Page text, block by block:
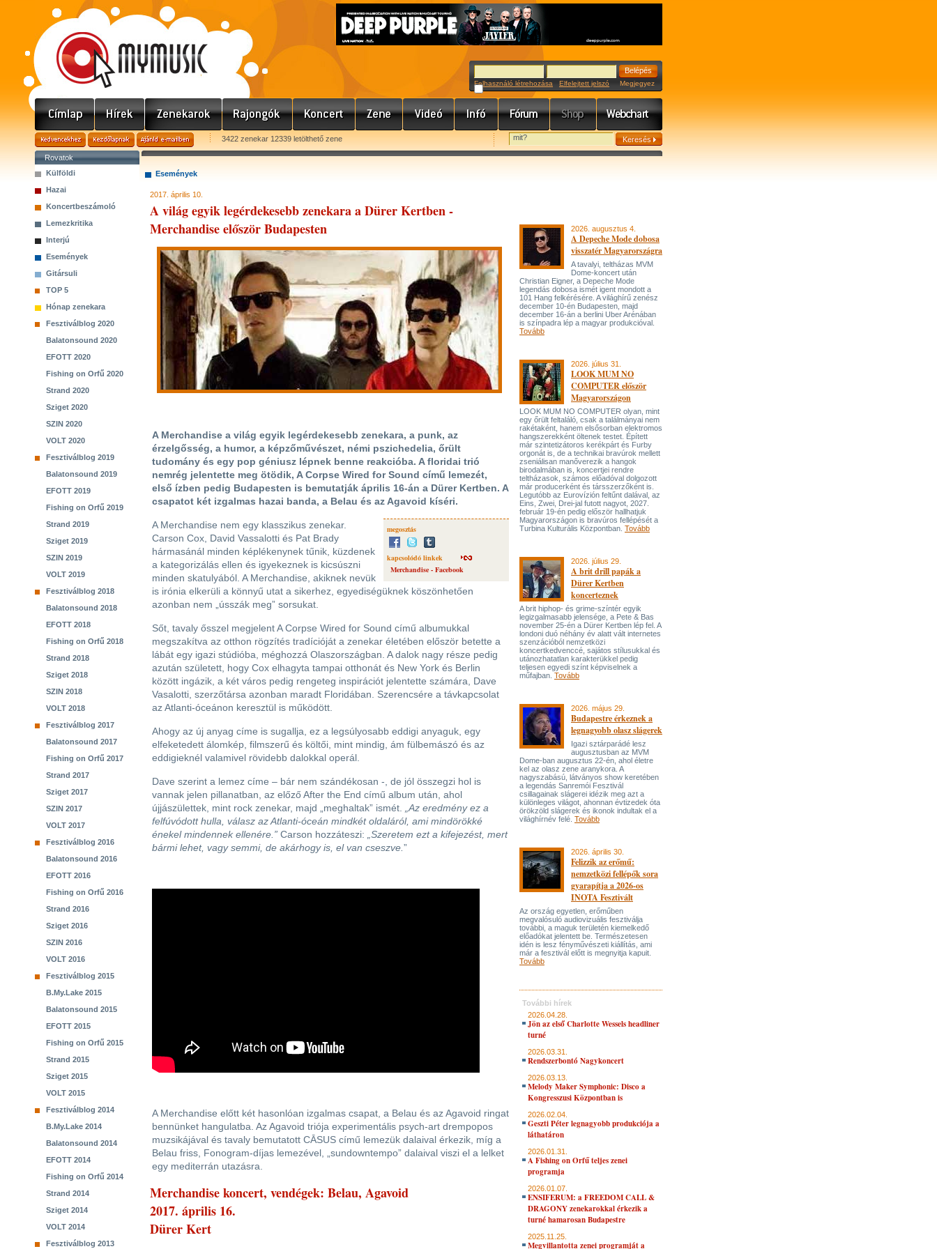
Felhasználó létrehozása Elfelejtett jelszó Megjegyez
3422 zenekar 12339 letölthető zene
Rovatok
Külföldi
Hazai
Koncertbeszámoló
Lemezkritika
Interjú
Események
Gitársuli
TOP 5
Hónap zenekara
Fesztiválblog 2020
Balatonsound 2020
EFOTT 2020
Fishing on Orfű 2020
Strand 2020
Sziget 2020
SZIN 2020
VOLT 2020
Fesztiválblog 2019
Balatonsound 2019
EFOTT 2019
Fishing on Orfű 2019
Strand 2019
Sziget 2019
SZIN 2019
VOLT 2019
Fesztiválblog 2018
Balatonsound 2018
EFOTT 2018
Fishing on Orfű 2018
Strand 2018
Sziget 2018
SZIN 2018
VOLT 2018
Fesztiválblog 2017
Balatonsound 2017
Fishing on Orfű 2017
Strand 2017
Sziget 2017
SZIN 2017
VOLT 2017
Fesztiválblog 2016
Balatonsound 2016
EFOTT 2016
Fishing on Orfű 2016
Strand 2016
Sziget 2016
SZIN 2016
VOLT 2016
Fesztiválblog 2015
B.My.Lake 2015
Balatonsound 2015
EFOTT 2015
Fishing on Orfű 2015
Strand 2015
Sziget 2015
VOLT 2015
Fesztiválblog 2014
B.My.Lake 2014
Balatonsound 2014
EFOTT 2014
Fishing on Orfű 2014
Strand 2014
Sziget 2014
VOLT 2014
Fesztiválblog 2013
Események
2017. április 10.
A világ egyik legérdekesebb zenekara a Dürer Kertben -
Merchandise először Budapesten
A Merchandise a világ egyik legérdekesebb zenekara, a punk, az
érzelgősség, a humor, a képzőművészet, némi pszichedelia, őrült
tudomány és egy pop géniusz lépnek benne reakcióba. A floridai trió
nemrég jelentette meg ötödik, A Corpse Wired for Sound című lemezét,
első ízben pedig Budapesten is bemutatják április 16-án a Dürer Kertben. A
csapatot két izgalmas hazai banda, a Belau és az Agavoid kíséri.
megosztás
kapcsolódó linkek
Merchandise - Facebook
A Merchandise nem egy klasszikus zenekar.
Carson Cox, David Vassalotti és Pat Brady
hármasánál minden képlékenynek tűnik, küzdenek
a kategorizálás ellen és igyekeznek is kicsúszni
minden skatulyából. A Merchandise, akiknek nevük
is irónia elkerüli a könnyű utat a sikerhez, egyediségüknek köszönhetően
azonban nem „ússzák meg” sorsukat.
Sőt, tavaly ősszel megjelent A Corpse Wired for Sound című albumukkal
megszakítva az otthon rögzítés tradícióját a zenekar életében először betette a
lábát egy igazi stúdióba, méghozzá Olaszországban. A dalok nagy része pedig
azután született, hogy Cox elhagyta tampai otthonát és New York és Berlin
között ingázik, a két város pedig rengeteg inspirációt jelentette számára, Dave
Vasalotti, szerzőtársa azonban maradt Floridában. Szerencsére a távkapcsolat
az Atlanti-óceánon keresztül is működött.
Ahogy az új anyag címe is sugallja, ez a legsúlyosabb eddigi anyaguk, egy
elfeketedett álomkép, filmszerű és költői, mint mindig, ám fülbemászó és az
eddigieknél valamivel rövidebb dalokkal operál.
Dave szerint a lemez címe – bár nem szándékosan -, de jól összegzi hol is
vannak jelen pillanatban, az előző After the End című album után, ahol
újjászülettek, mint rock zenekar, majd „meghaltak” ismét.
„Az eredmény ez a
felfúvódott hulla, válasz az Atlanti-óceán mindkét oldaláról, ami mindörökké
énekel mindennek ellenére.” Carson hozzáteszi:
„Szeretem ezt a kifejezést, mert
bármi lehet, vagy semmi, de akárhogy is, el van cseszve. ”
A Merchandise előtt két hasonlóan izgalmas csapat, a Belau és az Agavoid ringat
bennünket hangulatba. Az Agavoid triója experimentális psych-art drempopos
muzsikájával és tavaly bemutatott CĀSUS című lemezük dalaival érkezik, míg a
Belau friss, Fonogram-díjas lemezével, „sundowntempo” dalaival viszi el a lelket
egy mediterrán utazásra.
Merchandise koncert, vendégek: Belau, Agavoid
2017. április 16.
Dürer Kert
2026. augusztus 4.
A Depeche Mode dobosa
visszatér Magyarországra
A tavalyi, teltházas MVM
Dome-koncert után
Christian Eigner, a Depeche Mode
legendás dobosa ismét igent mondott a
101 Hang felkérésére. A világhírű zenész
december 10-én Budapesten, majd
december 16-án a berlini Uber Arénában
is színpadra lép a magyar produkcióval.
Tovább
2026. július 31.
LOOK MUM NO
COMPUTER először
Magyarországon
LOOK MUM NO COMPUTER olyan, mint
egy őrült feltaláló, csak a találmányai nem
rakétaként, hanem elsősorban elektromos
hangszerekként öltenek testet. Épített
már szintetizátoros kerékpárt és Furby
orgonát is, de a technikai bravúrok mellett
zseniálisan manőverezik a hangok
birodalmában is, koncertjei rendre
teltházasok, számos előadóval dolgozott
már producerként és társszerzőként is.
Legutóbb az Eurovízión feltűnt dalával, az
Eins, Zwei, Drei-jal futott nagyot, 2027.
február 19-én pedig először hallhatjuk
Magyarországon is bravúros fellépését a
Turbina Kulturális Központban. Tovább
2026. július 29.
A brit drill papák a
Dürer Kertben
koncerteznek
A brit hiphop- és grime-színtér egyik
legizgalmasabb jelensége, a Pete & Bas
november 25-én a Dürer Kertben lép fel. A
londoni duó néhány év alatt vált internetes
szenzációból nemzetközi
koncertkedvenccé, sajátos stílusukkal és
utánozhatatlan karakterükkel pedig
teljesen egyedi színt képviselnek a
műfajban. Tovább
2026. május 29.
Budapestre érkeznek a
legnagyobb olasz slágerek
Igazi sztárparádé lesz
augusztusban az MVM
Dome-ban augusztus 22-én, ahol életre
kel az olasz zene aranykora. A
nagyszabású, látványos show keretében
a legendás Sanremói Fesztivál
csillagainak slágerei idézik meg azt a
különleges világot, ahonnan évtizedek óta
örökzöld slágerek és ikonok indultak el a
világhírnév felé. Tovább
2026. április 30.
Felizzik az erőmű:
nemzetközi fellépők sora
gyarapítja a 2026-os
INOTA Fesztivált
Az ország egyetlen, erőműben
megvalósuló audiovizuális fesztiválja
további, a maguk területén kiemelkedő
előadókat jelentett be. Természetesen
idén is lesz fényművészeti kiállítás, ami
már a fesztivál előtt is megnyitja kapuit.
Tovább
További hírek
2026.04.28.
Jön az első Charlotte Wessels headliner
turné
2026.03.31.
Rendszerbontó Nagykoncert
2026.03.13.
Melody Maker Symphonic: Disco a
Kongresszusi Központban is
2026.02.04.
Geszti Péter legnagyobb produkciója a
láthatáron
2026.01.31.
A Fishing on Orfű teljes zenei
programja
2026.01.07.
ENSIFERUM: a FREEDOM CALL &
DRAGONY zenekarokkal érkezik a
turné hamarosan Budapestre
2025.11.25.
Megvillantotta zenei programját a